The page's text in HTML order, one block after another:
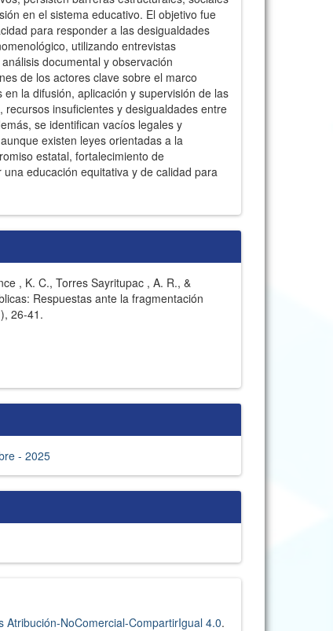
en el sistema educativo. El objetivo fue
para responder a las desigualdades
utilizando entrevistas
documental y observación
de los actores clave sobre el marco
la difusión, aplicación y supervisión de las
insuficientes y desigualdades entre
se identifican vacíos legales y
existen leyes orientadas a la
estatal, fortalecimiento de
educación equitativa y de calidad para
, K. C., Torres Sayritupac , A. R., &
Respuestas ante la fragmentación
26-41.
- 2025
Atribución-NoComercial-CompartirIgual 4.0.